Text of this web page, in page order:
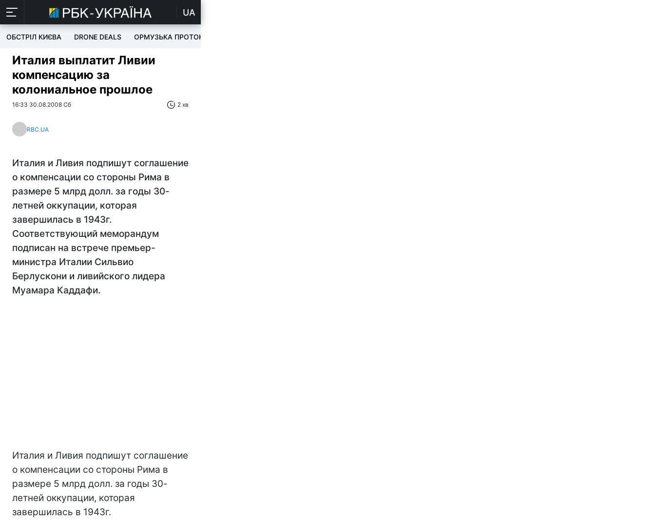
UA
ОБСТРІЛ КИЄВА DRONE DEALS ОРМУЗЬКА ПРОТОКА
Италия выплатит Ливии
компенсацию за
колониальное прошлое
16:33 30.08.2008 Сб 2 хв
RBC.UA
Италия и Ливия подпишут соглашение
о компенсации со стороны Рима в
размере 5 млрд долл. за годы 30-
летней оккупации, которая
завершилась в 1943г.
Соответствующий меморандум
подписан на встрече премьер-
министра Италии Сильвио
Берлускони и ливийского лидера
Муамара Каддафи.
Италия и Ливия подпишут соглашение
о компенсации со стороны Рима в
размере 5 млрд долл. за годы 30-
летней оккупации, которая
завершилась в 1943г.